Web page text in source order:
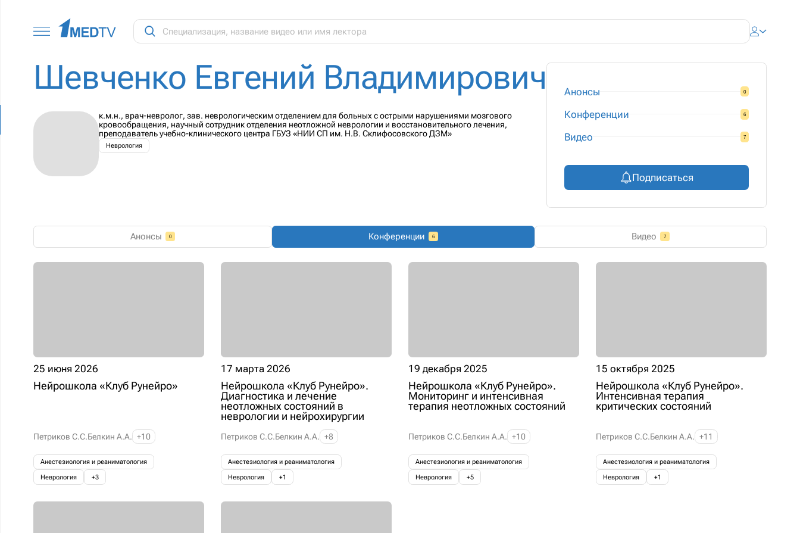
Шевченко Евгений Владимирович
к.м.н., врач-невролог, зав. неврологическим отделением для больных с острыми нарушениями мозгового
кровообращения, научный сотрудник отделения неотложной неврологии и восстановительного лечения,
преподаватель учебно-клинического центра ГБУЗ «НИИ СП им. Н.В. Склифосовского ДЗМ»
Неврология
Анонсы 0
Конференции 6
Видео 7
Подписаться
Анонсы 0 Конференции 6 Видео 7
25 июня 2026
Нейрошкола «Клуб Рунейро»
Петриков С.С.Белкин А.А. +10
Анестезиология и реаниматология
Неврология
+3
17 марта 2026
Нейрошкола «Клуб Рунейро».
Диагностика и лечение
неотложных состояний в
неврологии и нейрохирургии
Петриков С.С.Белкин А.А. +8
Анестезиология и реаниматология
Неврология
+1
19 декабря 2025
Нейрошкола «Клуб Рунейро».
Мониторинг и интенсивная
терапия неотложных состояний
Петриков С.С.Белкин А.А. +10
Анестезиология и реаниматология
Неврология
+5
15 октября 2025
Нейрошкола «Клуб Рунейро».
Интенсивная терапия
критических состояний
Петриков С.С.Белкин А.А. +11
Анестезиология и реаниматология
Неврология
+1